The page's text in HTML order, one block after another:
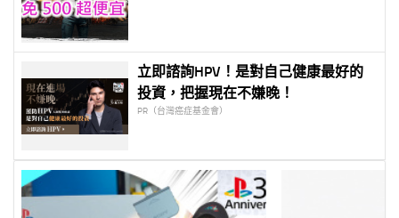
立即諮詢HPV！是對自己健康最好的
投資，把握現在不嫌晚！
PR（台灣癌症基金會）